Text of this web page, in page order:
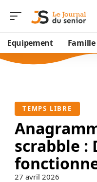
Equipement Famille
TEMPS LIBRE
scrabble
27 avril 2026